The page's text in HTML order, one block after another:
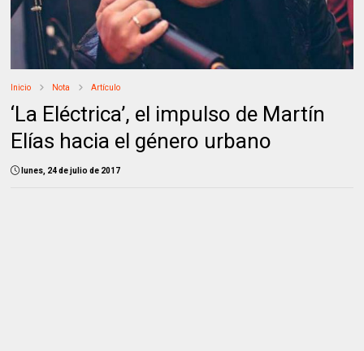
Inicio Nota Artículo
‘La Eléctrica’, el impulso de Martín
Elías hacia el género urbano
lunes, 24 de julio de 2017